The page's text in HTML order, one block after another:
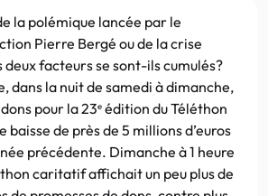
la polémique lancée par le
Pierre Bergé ou de la crise
deux facteurs se sont-ils cumulés?
dans la nuit de samedi à dimanche,
pour la 23e édition du Téléthon
de près de 5 millions d’euros
précédente. Dimanche à 1 heure
caritatif affichait un peu plus de